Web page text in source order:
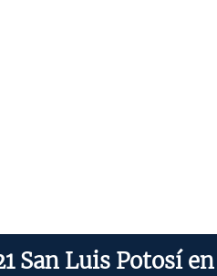
San Luis Potosí